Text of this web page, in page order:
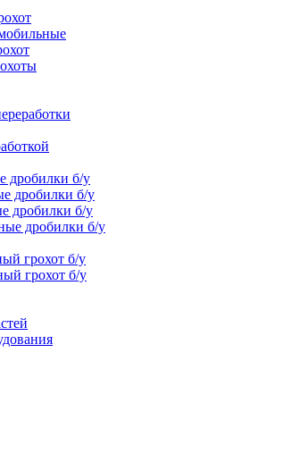
дробилки б/у
дробилки б/у
дробилки б/у
дробилки б/у
грохот б/у
грохот б/у